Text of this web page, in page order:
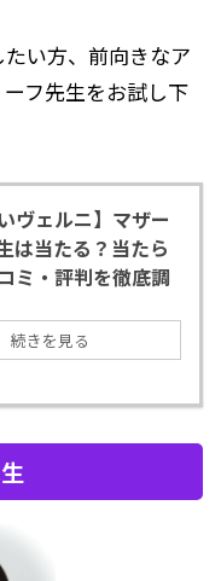
い方、前向きなア
フ先生をお試し下
ヴェルニ】マザー
は当たる？当たら
ミ・評判を徹底調
続きを見る